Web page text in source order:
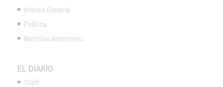
Interés General
Política
Noticias Anteriores
EL DIARIO
Staff